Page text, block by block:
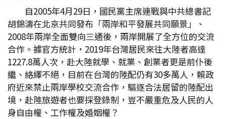
自2005年4月29日，國民黨主席連戰與中共總書記
胡錦濤在北京共同發布「兩岸和平發展共同願景」、
2008年兩岸全面雙向三通後，兩岸開展了全方位的交流
合作。據官方統計，2019年台灣居民來往大陸者高達
1227.8萬人次，赴大陸就學、就業、創業者更是前仆後
繼、絡繹不絕，目前在台灣的陸配仍有30多萬人，賴政
府近來禁止兩岸學校交流合作，驅逐合法居留的陸配出
境，赴陸旅遊者也要採登錄制，豈不嚴重危及人民的人
身自由權、工作權及婚姻權？